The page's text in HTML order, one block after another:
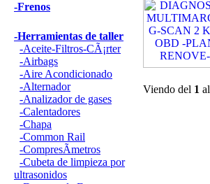
-Frenos
-Herramientas de taller
-Aceite-Filtros-CÃ¡rter
-Airbags
-Aire Acondicionado
-Alternador
-Analizador de gases
-Calentadores
-Chapa
-Common Rail
-CompresÃ­metros
-Cubeta de limpieza por
ultrasonidos
Viendo del 1 al